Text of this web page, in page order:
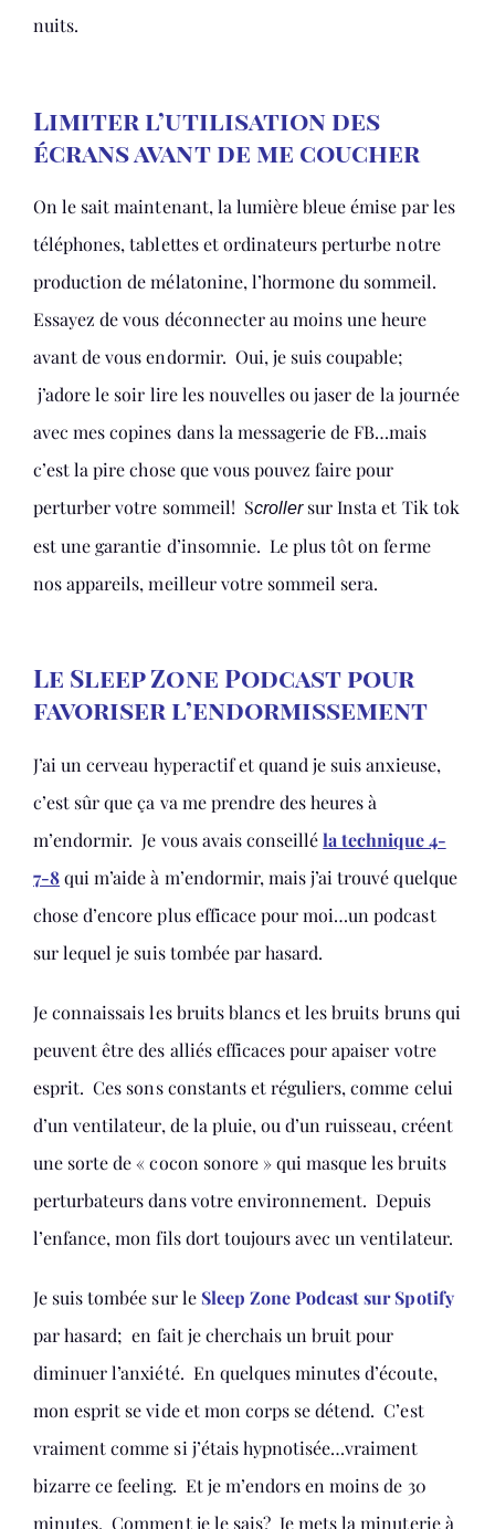
nuits.
Limiter l’utilisation des
écrans avant de me coucher
On le sait maintenant, la lumière bleue émise par les
téléphones, tablettes et ordinateurs perturbe notre
production de mélatonine, l’hormone du sommeil.
Essayez de vous déconnecter au moins une heure
avant de vous endormir. Oui, je suis coupable;
j’adore le soir lire les nouvelles ou jaser de la journée
avec mes copines dans la messagerie de FB…mais
c’est la pire chose que vous pouvez faire pour
perturber votre sommeil! Scrollersur Insta et Tik tok
est une garantie d’insomnie. Le plus tôt on ferme
nos appareils, meilleur votre sommeil sera.
Le Sleep Zone Podcast pour
favoriser l’endormissement
J’ai un cerveau hyperactif et quand je suis anxieuse,
c’est sûr que ça va me prendre des heures à
m’endormir. Je vous avais conseilléla technique 4-
7-8qui m’aide à m’endormir, mais j’ai trouvé quelque
chose d’encore plus efficace pour moi…un podcast
sur lequel je suis tombée par hasard.
Je connaissais les bruits blancs et les bruits bruns qui
peuvent être des alliés efficaces pour apaiser votre
esprit. Ces sons constants et réguliers, comme celui
d’un ventilateur, de la pluie, ou d’un ruisseau, créent
une sorte de « cocon sonore » qui masque les bruits
perturbateurs dans votre environnement. Depuis
l’enfance, mon fils dort toujours avec un ventilateur.
Je suis tombée sur leSleep Zone Podcast sur Spotify
par hasard; en fait je cherchais un bruit pour
diminuer l’anxiété. En quelques minutes d’écoute,
mon esprit se vide et mon corps se détend. C’est
vraiment comme si j’étais hypnotisée…vraiment
bizarre ce feeling. Et je m’endors en moins de 30
minutes. Comment je le sais? Je mets la minuterie à